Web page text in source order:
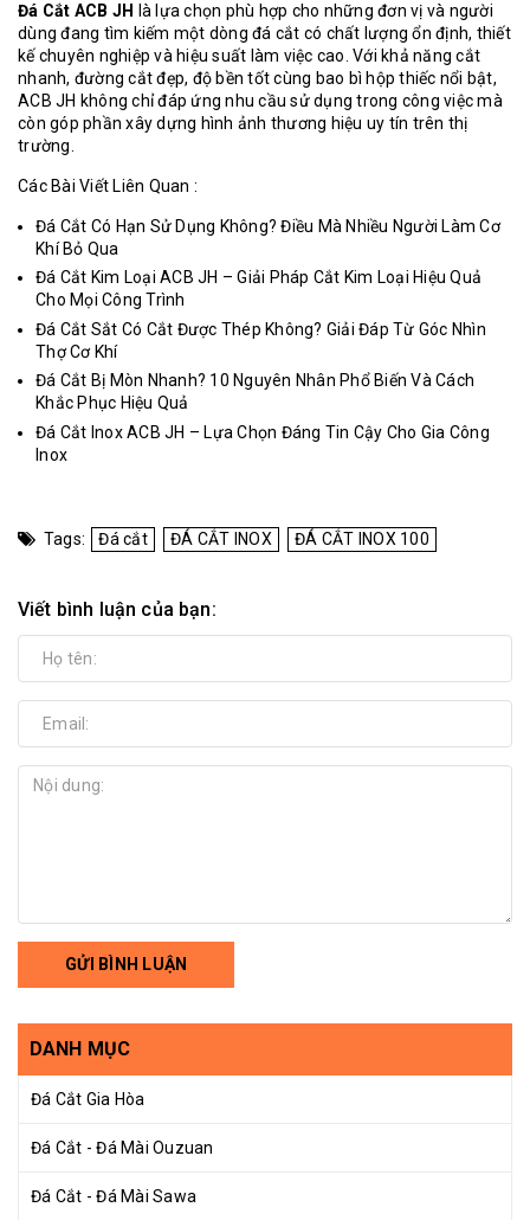
Đá Cắt ACB JH
là lựa chọn phù hợp cho những đơn vị và người
dùng đang tìm kiếm một dòng đá cắt có chất lượng ổn định, thiết
kế chuyên nghiệp và hiệu suất làm việc cao. Với khả năng cắt
nhanh, đường cắt đẹp, độ bền tốt cùng bao bì hộp thiếc nổi bật,
ACB JH không chỉ đáp ứng nhu cầu sử dụng trong công việc mà
còn góp phần xây dựng hình ảnh thương hiệu uy tín trên thị
trường.
Các Bài Viết Liên Quan :
Đá Cắt Có Hạn Sử Dụng Không? Điều Mà Nhiều Người Làm Cơ
Khí Bỏ Qua
Đá Cắt Kim Loại ACB JH – Giải Pháp Cắt Kim Loại Hiệu Quả
Cho Mọi Công Trình
Đá Cắt Sắt Có Cắt Được Thép Không? Giải Đáp Từ Góc Nhìn
Thợ Cơ Khí
Đá Cắt Bị Mòn Nhanh? 10 Nguyên Nhân Phổ Biến Và Cách
Khắc Phục Hiệu Quả
Đá Cắt Inox ACB JH – Lựa Chọn Đáng Tin Cậy Cho Gia Công
Inox
Tags: Đá cắt ĐÁ CẮT INOX ĐÁ CẮT INOX 100
Viết bình luận của bạn:
GỬI BÌNH LUẬN
DANH MỤC
Đá Cắt Gia Hòa
Đá Cắt - Đá Mài Ouzuan
Đá Cắt - Đá Mài Sawa